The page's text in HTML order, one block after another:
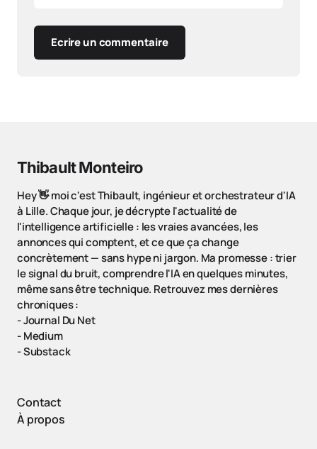
Ecrire un commentaire
Thibault Monteiro
Hey 👋 moi c'est Thibault, ingénieur et orchestrateur d'IA
à Lille. Chaque jour, je décrypte l'actualité de
l'intelligence artificielle : les vraies avancées, les
annonces qui comptent, et ce que ça change
concrètement — sans hype ni jargon. Ma promesse : trier
le signal du bruit, comprendre l'IA en quelques minutes,
même sans être technique. Retrouvez mes dernières
chroniques :
-Journal Du Net
-Medium
-Substack
Contact
À propos